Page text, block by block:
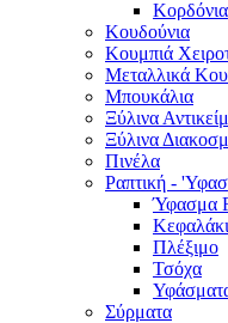
Κορδόνια
Κουδούνια
Κουμπιά
Μεταλλικά
Μπουκάλια
Ξύλινα
Ξύλινα
Πινέλα
Ραπτική -
Ύφασμα
Πλέξιμο
Τσόχα
Σύρματα